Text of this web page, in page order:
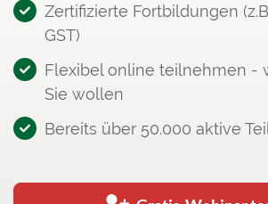
Zertifizierte Fortbildungen
GST)
Flexibel online teilnehmen -
Sie wollen
Bereits über 50.000 aktive